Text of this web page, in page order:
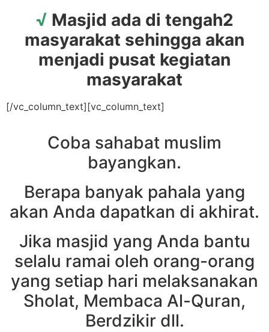
√ Masjid ada di tengah2
masyarakat sehingga akan
menjadi pusat kegiatan
masyarakat
[/vc_column_text][vc_column_text]
Coba sahabat muslim
bayangkan.
Berapa banyak pahala yang
akan Anda dapatkan di akhirat.
Jika masjid yang Anda bantu
selalu ramai oleh orang-orang
yang setiap hari melaksanakan
Sholat, Membaca Al-Quran,
Berdzikir dll.